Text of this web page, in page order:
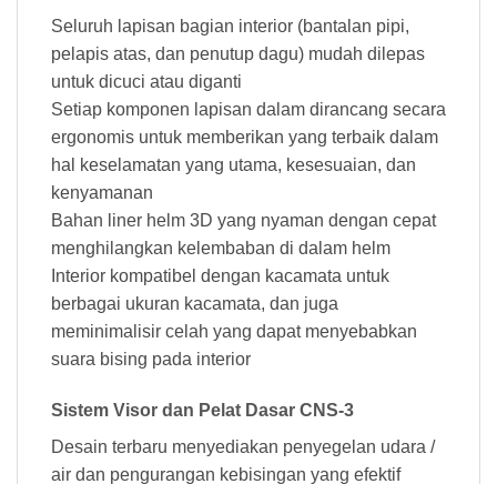
Seluruh lapisan bagian interior (bantalan pipi,
pelapis atas, dan penutup dagu) mudah dilepas
untuk dicuci atau diganti
Setiap komponen lapisan dalam dirancang secara
ergonomis untuk memberikan yang terbaik dalam
hal keselamatan yang utama, kesesuaian, dan
kenyamanan
Bahan liner helm 3D yang nyaman dengan cepat
menghilangkan kelembaban di dalam helm
Interior kompatibel dengan kacamata untuk
berbagai ukuran kacamata, dan juga
meminimalisir celah yang dapat menyebabkan
suara bising pada interior
Sistem Visor dan Pelat Dasar CNS-3
Desain terbaru menyediakan penyegelan udara /
air dan pengurangan kebisingan yang efektif